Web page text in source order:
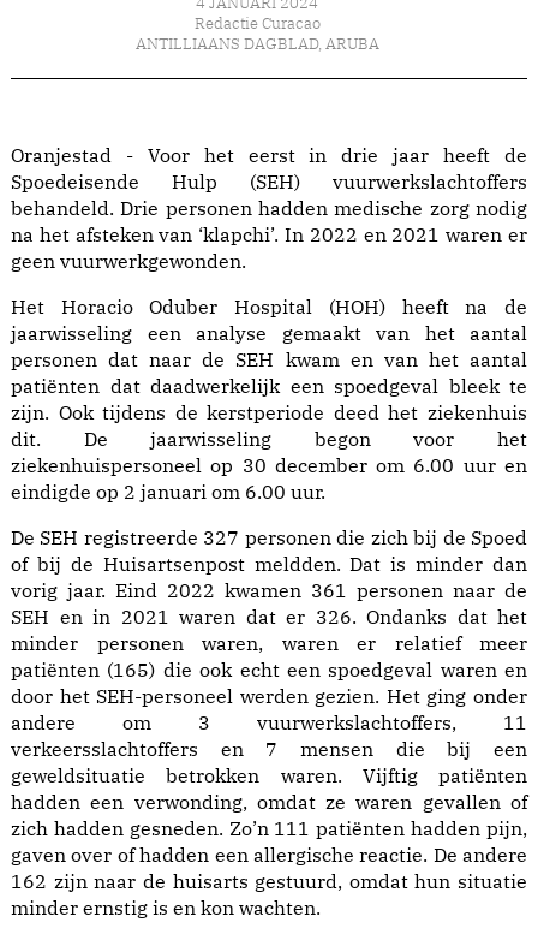
Redactie Curacao
ANTILLIAANS DAGBLAD, ARUBA
Oranjestad - Voor het eerst in drie jaar heeft de
Spoedeisende Hulp (SEH) vuurwerkslachtoffers
behandeld. Drie personen hadden medische zorg nodig
na het afsteken van ‘klapchi’. In 2022 en 2021 waren er
geen vuurwerkgewonden.
Het Horacio Oduber Hospital (HOH) heeft na de
jaarwisseling een analyse gemaakt van het aantal
personen dat naar de SEH kwam en van het aantal
patiënten dat daadwerkelijk een spoedgeval bleek te
zijn. Ook tijdens de kerstperiode deed het ziekenhuis
dit. De jaarwisseling begon voor het
ziekenhuispersoneel op 30 december om 6.00 uur en
eindigde op 2 januari om 6.00 uur.
De SEH registreerde 327 personen die zich bij de Spoed
of bij de Huisartsenpost meldden. Dat is minder dan
vorig jaar. Eind 2022 kwamen 361 personen naar de
SEH en in 2021 waren dat er 326. Ondanks dat het
minder personen waren, waren er relatief meer
patiënten (165) die ook echt een spoedgeval waren en
door het SEH-personeel werden gezien. Het ging onder
andere om 3 vuurwerkslachtoffers, 11
verkeersslachtoffers en 7 mensen die bij een
geweldsituatie betrokken waren. Vijftig patiënten
hadden een verwonding, omdat ze waren gevallen of
zich hadden gesneden. Zo’n 111 patiënten hadden pijn,
gaven over of hadden een allergische reactie. De andere
162 zijn naar de huisarts gestuurd, omdat hun situatie
minder ernstig is en kon wachten.